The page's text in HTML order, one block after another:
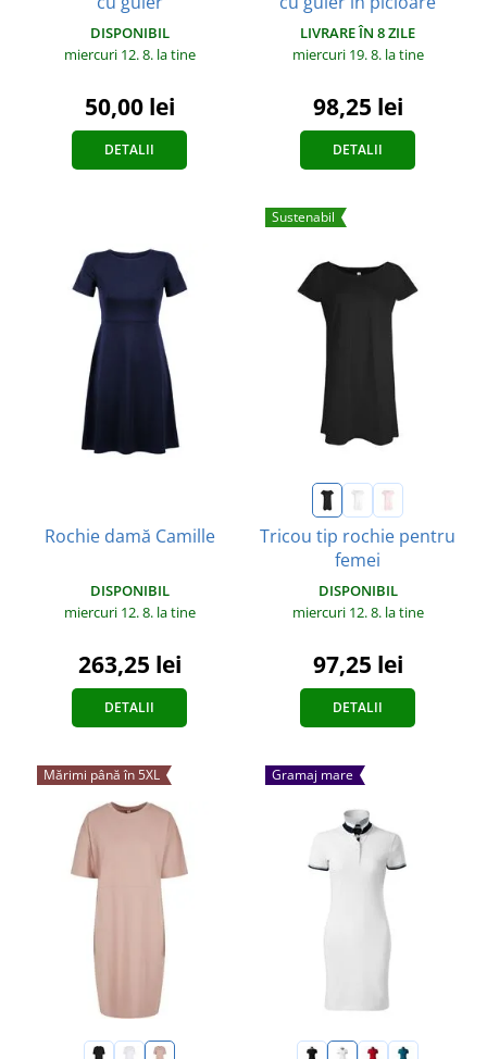
DISPONIBIL
miercuri 12. 8. la tine
50,00 lei
DETALII
LIVRARE ÎN 8 ZILE
miercuri 19. 8. la tine
98,25 lei
DETALII
Rochie damă Camille
DISPONIBIL
miercuri 12. 8. la tine
263,25 lei
DETALII
Sustenabil
Tricou tip rochie pentru
femei
DISPONIBIL
miercuri 12. 8. la tine
97,25 lei
DETALII
Mărimi până în 5XL Gramaj mare